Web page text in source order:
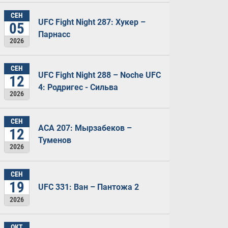
СЕН
05
2026
UFC Fight Night 287: Хукер –
Парнасс
СЕН
12
2026
UFC Fight Night 288 – Noche UFC
4: Родригес - Сильва
СЕН
12
2026
ACA 207: Мырзабеков –
Туменов
СЕН
19
2026
UFC 331: Ван – Пантожа 2